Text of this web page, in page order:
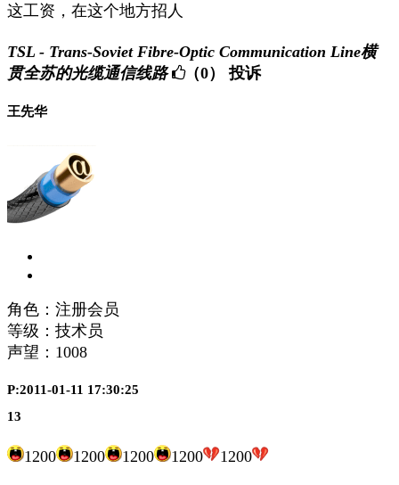
这工资，在这个地方招人
TSL - Trans-Soviet Fibre-Optic Communication Line横
贯全苏的光缆通信线路
（0） 投诉
王先华
角色：注册会员
等级：技术员
声望： 1008
P:2011-01-11 17:30:25
13
1200 1200 1200 1200 1200